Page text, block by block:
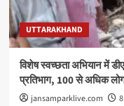
UTTARAKHAND
विशेष स्वच्छता अभियान में
प्रतिभाग, 100 से अधिक
jansamparklive.com